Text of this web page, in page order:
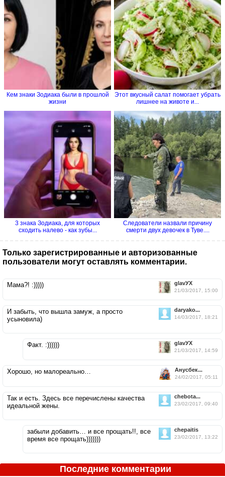
Кем знаки Зодиака были в прошлой
жизни
Этот вкусный салат помогает убрать
лишнее на животе и...
3 знака Зодиака, для которых
сходить налево - как зубы...
Следователи назвали причину
смерти двух девочек в Туве....
Только зарегистрированные и авторизованные
пользователи могут оставлять комментарии.
glavУХ
21/03/2017, 15:00
Мама?! :)))))
daryako...
14/03/2017, 18:21
И забыть, что вышла замуж, а просто
усыновила)
glavУХ
21/03/2017, 14:59
Факт. :))))))
Анусбек...
24/02/2017, 05:11
Хорошо, но малореально…
chebota...
23/02/2017, 09:40
Так и есть. Здесь все перечислены качества
идеальной жены.
chepaitis
23/02/2017, 13:22
забыли добавить… и все прощать!!, все
время все прощать)))))))
Последние комментарии